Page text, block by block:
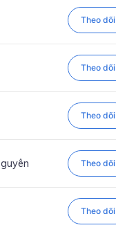
Theo dõi
Theo dõi
Theo dõi
Theo dõi
Theo dõi